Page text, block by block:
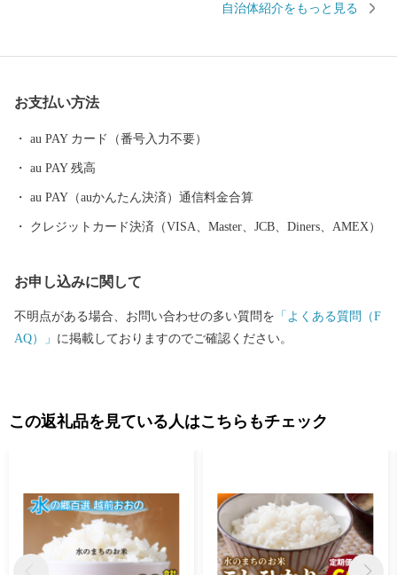
日本三大「天空の城」として全国的に有名になっています。城の
「ひかりかがやき、たくましく、心ふれあうまち」の実現を目指
自治体紹介をもっと見る
お支払い方法
au PAY カード（番号入力不要）
au PAY 残高
au PAY（auかんたん決済）通信料金合算
クレジットカード決済（VISA、Master、JCB、Diners、AMEX）
お申し込みに関して
不明点がある場合、お問い合わせの多い質問を 「よくある質問（F
AQ）」 に掲載しておりますのでご確認ください。
この返礼品を見ている人はこちらもチェック